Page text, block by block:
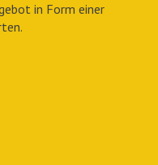
in Form einer